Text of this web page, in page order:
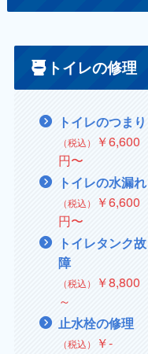
トイレの修理
トイレのつまり
（税込）
￥6,600
円〜
トイレの水漏れ
（税込） ￥6,600
円〜
トイレタンク故
障
（税込）
￥8,800
～
止水栓の修理
（税込） ￥‐